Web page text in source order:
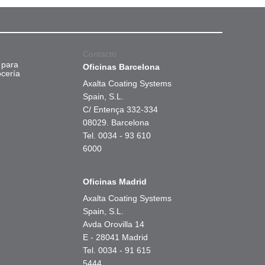
Contacto
Oficinas Barcelona
Axalta Coating Systems
Spain, S.L.
C/ Entença 332-334
08029. Barcelona
Tel. 0034 - 93 610
6000
Oficinas Madrid
Axalta Coating Systems
Spain, S.L.
Avda Orovilla 14
E - 28041 Madrid
Tel. 0034 - 91 615